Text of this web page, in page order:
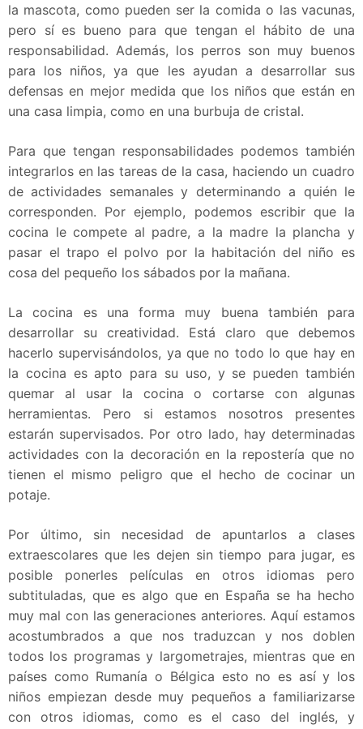
la mascota, como pueden ser la comida o las vacunas,
pero sí es bueno para que tengan el hábito de una
responsabilidad. Además, los perros son muy buenos
para los niños, ya que les ayudan a desarrollar sus
defensas en mejor medida que los niños que están en
una casa limpia, como en una burbuja de cristal.
Para que tengan responsabilidades podemos también
integrarlos en las tareas de la casa, haciendo un cuadro
de actividades semanales y determinando a quién le
corresponden. Por ejemplo, podemos escribir que la
cocina le compete al padre, a la madre la plancha y
pasar el trapo el polvo por la habitación del niño es
cosa del pequeño los sábados por la mañana.
La cocina es una forma muy buena también para
desarrollar su creatividad. Está claro que debemos
hacerlo supervisándolos, ya que no todo lo que hay en
la cocina es apto para su uso, y se pueden también
quemar al usar la cocina o cortarse con algunas
herramientas. Pero si estamos nosotros presentes
estarán supervisados. Por otro lado, hay determinadas
actividades con la decoración en la repostería que no
tienen el mismo peligro que el hecho de cocinar un
potaje.
Por último, sin necesidad de apuntarlos a clases
extraescolares que les dejen sin tiempo para jugar, es
posible ponerles películas en otros idiomas pero
subtituladas, que es algo que en España se ha hecho
muy mal con las generaciones anteriores. Aquí estamos
acostumbrados a que nos traduzcan y nos doblen
todos los programas y largometrajes, mientras que en
países como Rumanía o Bélgica esto no es así y los
niños empiezan desde muy pequeños a familiarizarse
con otros idiomas, como es el caso del inglés, y